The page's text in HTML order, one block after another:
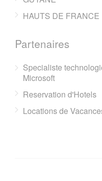
HAUTS DE FRANCE
Partenaires
Specialiste
Microsoft
Reservation d'Hotels
Locations de